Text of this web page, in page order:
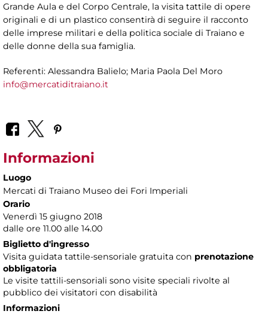
Grande Aula e del Corpo Centrale, la visita tattile di opere
originali e di un plastico consentirà di seguire il racconto
delle imprese militari e della politica sociale di Traiano e
delle donne della sua famiglia.
Referenti: Alessandra Balielo; Maria Paola Del Moro
info@mercatiditraiano.it
Informazioni
Luogo
Mercati di Traiano Museo dei Fori Imperiali
Orario
Venerdì 15 giugno 2018
dalle ore 11.00 alle 14.00
Biglietto d'ingresso
Visita guidata tattile-sensoriale gratuita con prenotazione
obbligatoria
Le visite tattili-sensoriali sono visite speciali rivolte al
pubblico dei visitatori con disabilità
Informazioni